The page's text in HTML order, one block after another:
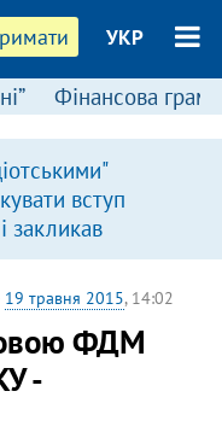
УКР
Фінансова
вступ
закликав
19 травня 2015, 14:02
ФДМ
-